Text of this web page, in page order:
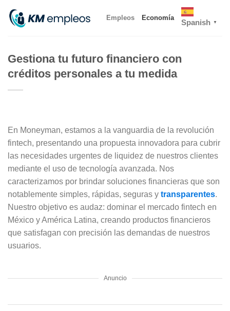
Empleos Economía
Spanish ▼
Gestiona tu futuro financiero con
créditos personales a tu medida
En Moneyman, estamos a la vanguardia de la revolución
fintech, presentando una propuesta innovadora para cubrir
las necesidades urgentes de liquidez de nuestros clientes
mediante el uso de tecnología avanzada. Nos
caracterizamos por brindar soluciones financieras que son
notablemente simples, rápidas, seguras y transparentes.
Nuestro objetivo es audaz: dominar el mercado fintech en
México y América Latina, creando productos financieros
que satisfagan con precisión las demandas de nuestros
usuarios.
Anuncio